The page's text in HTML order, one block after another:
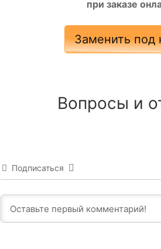
при заказе
Заменить под
Вопросы и
Подписаться